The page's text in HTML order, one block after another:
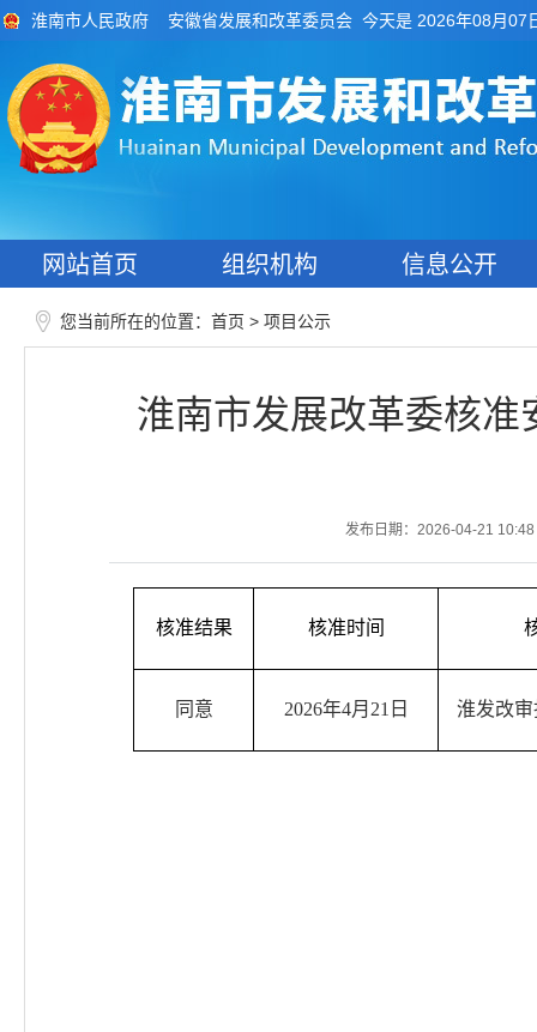
淮南市人民政府 安徽省发展和改革委员会 今天是 2026年08月07
网站首页 组织机构 信息公开
您当前所在的位置： 首页 > 项目公示
淮南市发展改革委核
发布日期：2026-04-21 10:48
核准结果 核准时间
同意 2026年4月 21 日 淮发改审